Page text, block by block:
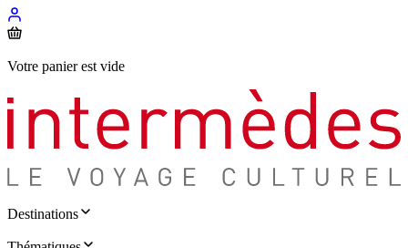
Votre panier est vide
Destinations